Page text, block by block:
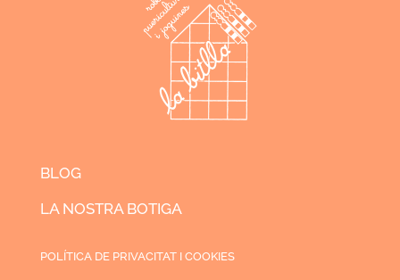
BLOG
LA NOSTRA BOTIGA
POLÍTICA DE PRIVACITAT I COOKIES